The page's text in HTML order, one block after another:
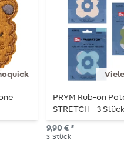
PRYM Rub-on
STRETCH - 3 Stück
9,90 € *
3 Stück